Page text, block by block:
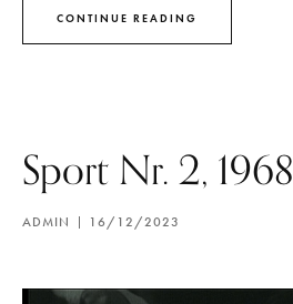
CONTINUE READING
Sport Nr. 2, 1968
ADMIN 16/12/2023